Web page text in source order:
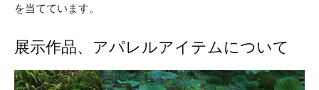
を当てています。
展示作品、アパレルアイテムについて